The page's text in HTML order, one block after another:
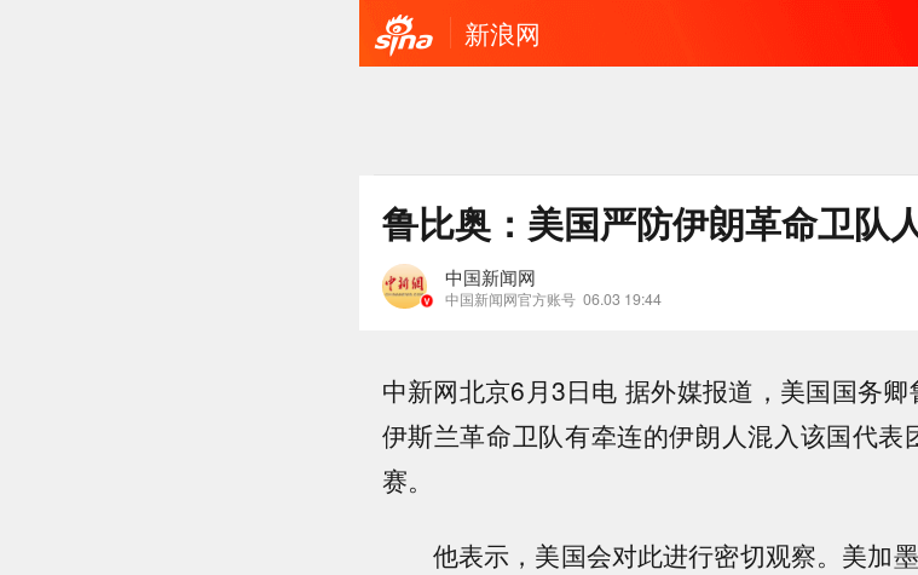
新浪网
鲁比奥：美国严防伊朗革命卫队
中国新闻网
中国新闻网官方账号 06.03 19:44
中新网北京6月3日电 据外媒报道，美国国务
伊斯兰革命卫队有牵连的伊朗人混入该国代表
赛。
他表示，美国会对此进行密切观察。美加